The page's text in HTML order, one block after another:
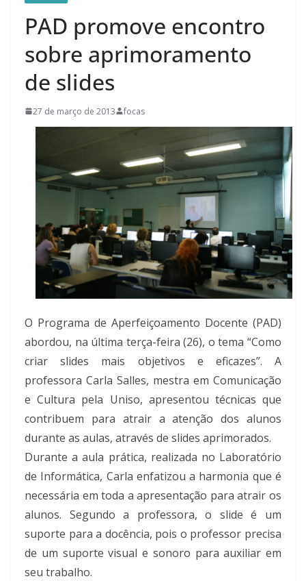
PAD promove encontro
sobre aprimoramento
de slides
27 de março de 2013 focas
O Programa de Aperfeiçoamento Docente (PAD)
abordou, na última terça-feira (26), o tema “Como
criar slides mais objetivos e eficazes”. A
professora Carla Salles, mestra em Comunicação
e Cultura pela Uniso, apresentou técnicas que
contribuem para atrair a atenção dos alunos
durante as aulas, através de slides aprimorados.
Durante a aula prática, realizada no Laboratório
de Informática, Carla enfatizou a harmonia que é
necessária em toda a apresentação para atrair os
alunos. Segundo a professora, o slide é um
suporte para a docência, pois o professor precisa
de um suporte visual e sonoro para auxiliar em
seu trabalho.